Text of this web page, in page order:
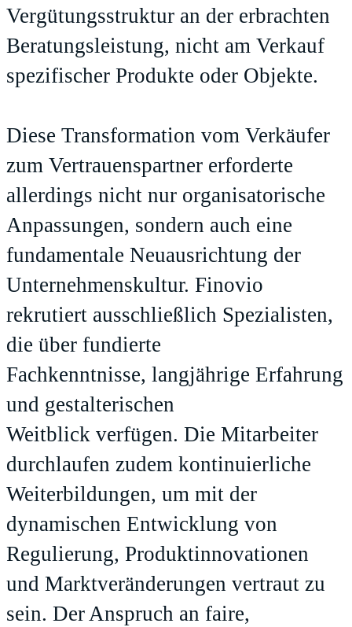
Vergütungsstruktur an der erbrachten
Beratungsleistung, nicht am Verkauf
spezifischer Produkte oder Objekte.
Diese Transformation vom Verkäufer
zum Vertrauenspartner erforderte
allerdings nicht nur organisatorische
Anpassungen, sondern auch eine
fundamentale Neuausrichtung der
Unternehmenskultur. Finovio
rekrutiert ausschließlich Spezialisten,
die über fundierte
Fachkenntnisse, langjährige Erfahrung
und gestalterischen
Weitblick verfügen. Die Mitarbeiter
durchlaufen zudem kontinuierliche
Weiterbildungen, um mit der
dynamischen Entwicklung von
Regulierung, Produktinnovationen
und Marktveränderungen vertraut zu
sein. Der Anspruch an faire,